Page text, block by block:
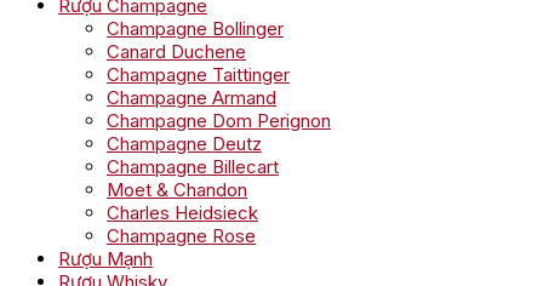
Rượu Champagne
Champagne Bollinger
Canard Duchene
Champagne Taittinger
Champagne Armand
Champagne Dom Perignon
Champagne Deutz
Champagne Billecart
Moet & Chandon
Charles Heidsieck
Champagne Rose
Rượu Mạnh